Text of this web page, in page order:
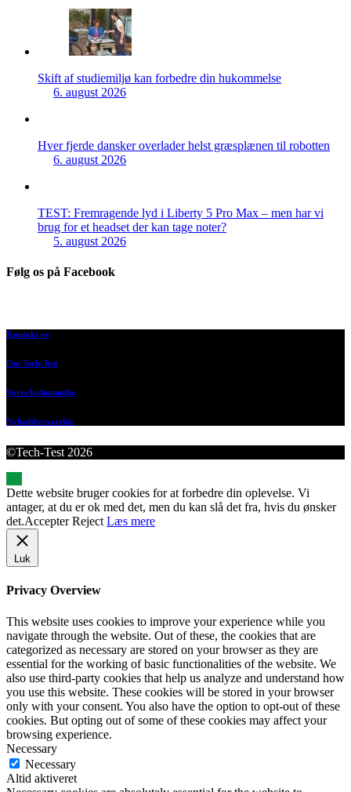
Skift af studiemiljø kan forbedre din hukommelse
6. august 2026
Hver fjerde dansker overlader helst græsplænen til robotten
6. august 2026
TEST: Fremragende lyd i Liberty 5 Pro Max – men har vi
brug for et headset der kan tage noter?
5. august 2026
Følg os på Facebook
Kontakt os
Om Tech-Test
Vores bedømmelse
Nyhedsbrevsarkiv
©Tech-Test 2026
Dette website bruger cookies for at forbedre din oplevelse. Vi
antager, at du er ok med det, men du kan slå det fra, hvis du ønsker
det.Accepter Reject Læs mere
Luk
Privacy Overview
This website uses cookies to improve your experience while you
navigate through the website. Out of these, the cookies that are
categorized as necessary are stored on your browser as they are
essential for the working of basic functionalities of the website. We
also use third-party cookies that help us analyze and understand how
you use this website. These cookies will be stored in your browser
only with your consent. You also have the option to opt-out of these
cookies. But opting out of some of these cookies may affect your
browsing experience.
Necessary
Necessary
Altid aktiveret